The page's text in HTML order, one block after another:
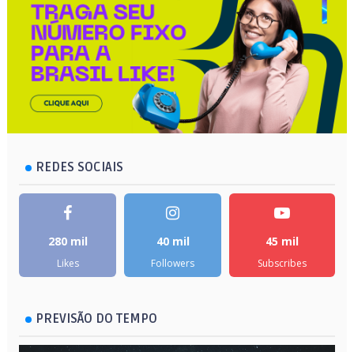
REDES SOCIAIS
280 mil
Likes
40 mil
Followers
45 mil
Subscribes
PREVISÃO DO TEMPO